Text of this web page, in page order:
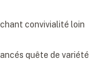
convivialité loin
quête de variété